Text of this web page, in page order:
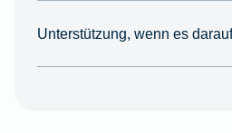
Unterstützung, wenn es